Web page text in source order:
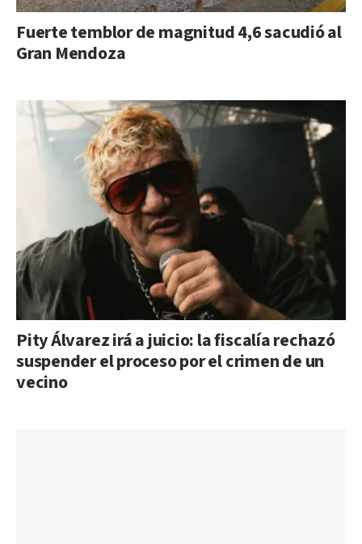
Fuerte temblor de magnitud 4,6 sacudió al
Gran Mendoza
Pity Álvarez irá a juicio: la fiscalía rechazó
suspender el proceso por el crimen de un
vecino